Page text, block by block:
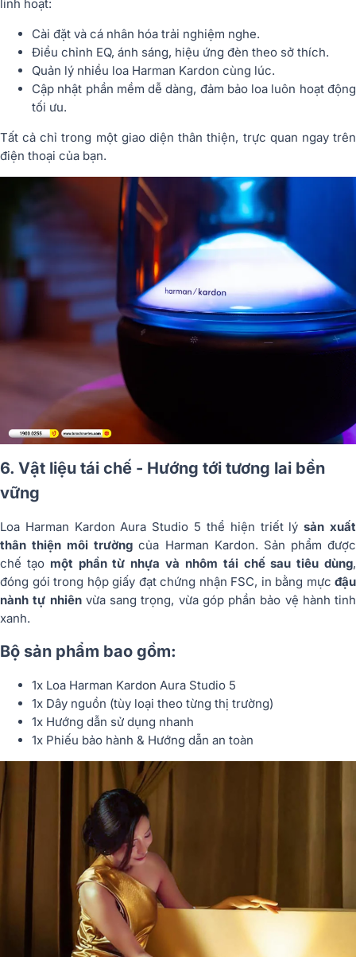
linh hoạt:
Cài đặt và cá nhân hóa trải nghiệm nghe.
Điều chỉnh EQ, ánh sáng, hiệu ứng đèn theo sở thích.
Quản lý nhiều loa Harman Kardon cùng lúc.
Cập nhật phần mềm dễ dàng, đảm bảo loa luôn hoạt động
tối ưu.
Tất cả chỉ trong một giao diện thân thiện, trực quan ngay trên
điện thoại của bạn.
6. Vật liệu tái chế - Hướng tới tương lai bền
vững
Loa Harman Kardon Aura Studio 5 thể hiện triết lýsản xuất
thân thiện môi trường của Harman Kardon. Sản phẩm được
chế tạo một phần từ nhựa và nhôm tái chế sau tiêu dùng,
đóng gói trong hộp giấy đạt chứng nhận FSC, in bằng mực đậu
nành tự nhiênvừa sang trọng, vừa góp phần bảo vệ hành tinh
xanh.
Bộ sản phẩm bao gồm:
1x Loa Harman Kardon Aura Studio 5
1x Dây nguồn (tùy loại theo từng thị trường)
1x Hướng dẫn sử dụng nhanh
1x Phiếu bảo hành & Hướng dẫn an toàn